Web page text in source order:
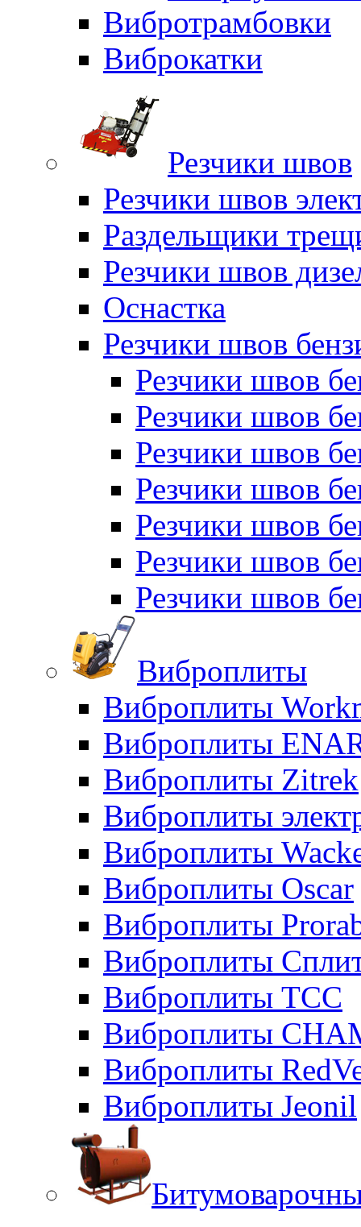
Вибротрамбовки
Виброкатки
Резчики швов
Резчики швов
Раздельщики
Резчики швов
Оснастка
Резчики швов
Резчики швов
Резчики швов
Резчики швов
Резчики швов
Резчики швов
Резчики швов
Резчики швов
Виброплиты
Виброплиты
Виброплиты
Виброплиты Zitrek
Виброплиты
Виброплиты
Виброплиты Oscar
Виброплиты
Виброплиты
Виброплиты ТСС
Виброплиты
Виброплиты
Виброплиты Jeonil